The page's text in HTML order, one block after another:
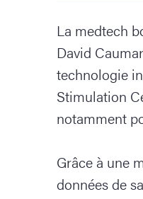
La medtech
David
technologie
Stimulation
notamment
Grâce à une
données de